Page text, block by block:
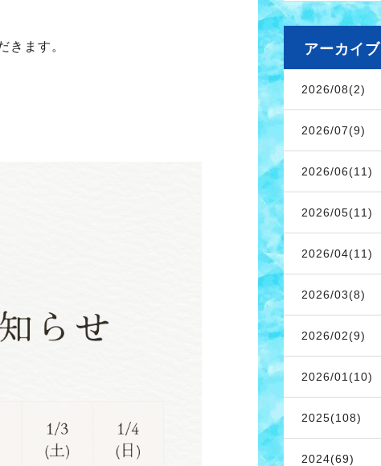
きます。 アーカイブ
2026/08(2)
2026/07(9)
2026/06(11)
2026/05(11)
2026/04(11)
2026/03(8)
2026/02(9)
2026/01(10)
2025(108)
2024(69)